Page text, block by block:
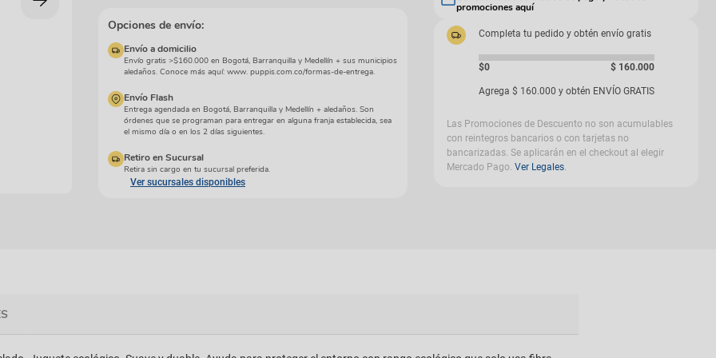
Cuidados especiales
Opciones de envío:
Envío a domicilio
Envío gratis >$160.000 en Bogotá, Barranquilla y Medellín + sus municipios
aledaños. Conoce más aquí: www. puppis.com.co/formas-de-entrega.
Envío Flash
Entrega agendada en Bogotá, Barranquilla y Medellín + aledaños. Son
órdenes que se programan para entregar en alguna franja establecida, sea
el mismo día o en los 2 días siguientes.
Retiro en Sucursal
Retira sin cargo en tu sucursal preferida.
Ver sucursales disponibles
promociones aquí
Completa tu pedido y obtén envío gratis
$0 $ 160.000
Agrega $ 160.000 y obtén ENVÍO GRATIS
Las Promociones de Descuento no son acumulables
con reintegros bancarios o con tarjetas no
bancarizadas. Se aplicarán en el checkout al elegir
Mercado Pago. Ver Legales.